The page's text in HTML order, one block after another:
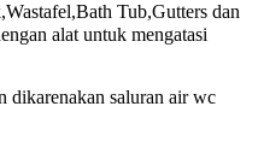
Tub,Gutters dan
alat untuk mengatasi
dikarenakan saluran air wc